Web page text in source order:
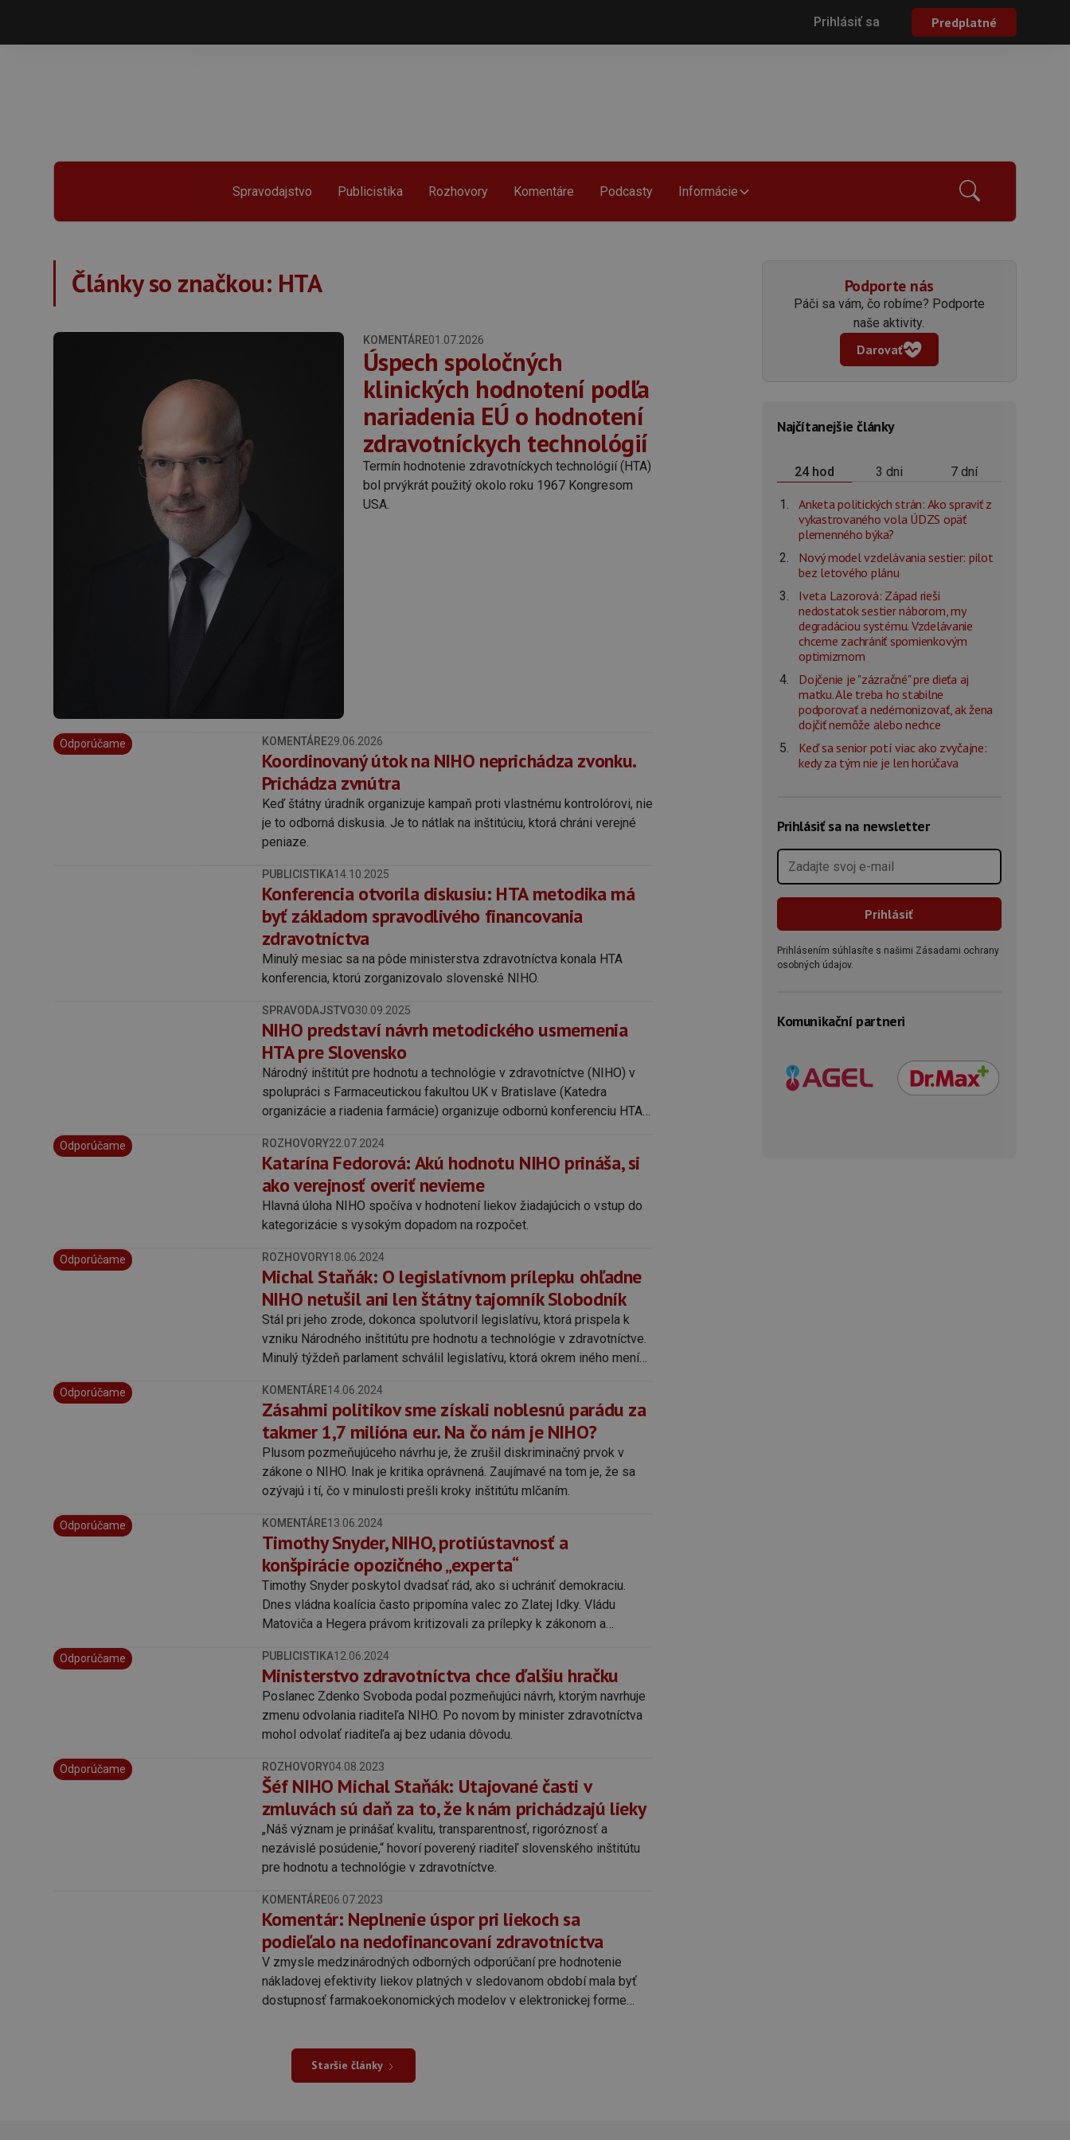
Prihlásiť sa Predplatné
Spravodajstvo Publicistika Rozhovory Komentáre Podcasty Informácie
Články so značkou: HTA
KOMENTÁRE01.07.2026
Úspech spoločných
klinických hodnotení podľa
nariadenia EÚ o hodnotení
zdravotníckych technológií
Termín hodnotenie zdravotníckych technológií (HTA)
bol prvýkrát použitý okolo roku 1967 Kongresom
USA.
Odporúčame KOMENTÁRE29.06.2026
Koordinovaný útok na NIHO neprichádza zvonku.
Prichádza zvnútra
Keď štátny úradník organizuje kampaň proti vlastnému kontrolórovi, nie
je to odborná diskusia. Je to nátlak na inštitúciu, ktorá chráni verejné
peniaze.
PUBLICISTIKA14.10.2025
Konferencia otvorila diskusiu: HTA metodika má
byť základom spravodlivého financovania
zdravotníctva
Minulý mesiac sa na pôde ministerstva zdravotníctva konala HTA
konferencia, ktorú zorganizovalo slovenské NIHO.
SPRAVODAJSTVO30.09.2025
NIHO predstaví návrh metodického usmernenia
HTA pre Slovensko
Národný inštitút pre hodnotu a technológie v zdravotníctve (NIHO) v
spolupráci s Farmaceutickou fakultou UK v Bratislave (Katedra
organizácie a riadenia farmácie) organizuje odbornú konferenciu HTA
zdravotníctva SR.
Odporúčame ROZHOVORY22.07.2024
Katarína Fedorová: Akú hodnotu NIHO prináša, si
ako verejnosť overiť nevieme
Hlavná úloha NIHO spočíva v hodnotení liekov žiadajúcich o vstup do
kategorizácie s vysokým dopadom na rozpočet.
Odporúčame ROZHOVORY18.06.2024
Michal Staňák: O legislatívnom prílepku ohľadne
NIHO netušil ani len štátny tajomník Slobodník
Stál pri jeho zrode, dokonca spolutvoril legislatívu, ktorá prispela k
vzniku Národného inštitútu pre hodnotu a technológie v zdravotníctve.
Minulý týždeň parlament schválil legislatívu, ktorá okrem iného mení
NIHO.
Odporúčame KOMENTÁRE14.06.2024
Zásahmi politikov sme získali noblesnú parádu za
takmer 1,7 milióna eur. Na čo nám je NIHO?
Plusom pozmeňujúceho návrhu je, že zrušil diskriminačný prvok v
zákone o NIHO. Inak je kritika oprávnená. Zaujímavé na tom je, že sa
ozývajú i tí, čo v minulosti prešli kroky inštitútu mlčaním.
Odporúčame KOMENTÁRE13.06.2024
Timothy Snyder, NIHO, protiústavnosť a
konšpirácie opozičného „experta“
Timothy Snyder poskytol dvadsať rád, ako si uchrániť demokraciu.
Dnes vládna koalícia často pripomína valec zo Zlatej Idky. Vládu
Matoviča a Hegera právom kritizovali za prílepky k zákonom a
Odporúčame PUBLICISTIKA12.06.2024
Ministerstvo zdravotníctva chce ďalšiu hračku
Poslanec Zdenko Svoboda podal pozmeňujúci návrh, ktorým navrhuje
zmenu odvolania riaditeľa NIHO. Po novom by minister zdravotníctva
mohol odvolať riaditeľa aj bez udania dôvodu.
Odporúčame ROZHOVORY04.08.2023
Šéf NIHO Michal Staňák: Utajované časti v
zmluvách sú daň za to, že k nám prichádzajú lieky
„Náš význam je prinášať kvalitu, transparentnosť, rigoróznosť a
nezávislé posúdenie,“ hovorí poverený riaditeľ slovenského inštitútu
pre hodnotu a technológie v zdravotníctve.
KOMENTÁRE06.07.2023
Komentár: Neplnenie úspor pri liekoch sa
podieľalo na nedofinancovaní zdravotníctva
V zmysle medzinárodných odborných odporúčaní pre hodnotenie
nákladovej efektivity liekov platných v sledovanom období mala byť
dostupnosť farmakoekonomických modelov v elektronickej forme
Staršie články
Podporte nás
Páči sa vám, čo robíme? Podporte
naše aktivity.
Darovať
Najčítanejšie články
24 hod 3 dni 7 dní
Anketa politických strán: Ako spraviť z
vykastrovaného vola ÚDZS opäť
plemenného býka?
Nový model vzdelávania sestier: pilot
bez letového plánu
Iveta Lazorová: Západ rieši
nedostatok sestier náborom, my
degradáciou systému. Vzdelávanie
chceme zachrániť spomienkovým
optimizmom
Dojčenie je "zázračné" pre dieťa aj
matku. Ale treba ho stabilne
podporovať a nedémonizovať, ak žena
dojčiť nemôže alebo nechce
Keď sa senior potí viac ako zvyčajne:
kedy za tým nie je len horúčava
Prihlásiť sa na newsletter
Prihlásením súhlasíte s našimi Zásadami ochrany
osobných údajov.
Komunikační partneri